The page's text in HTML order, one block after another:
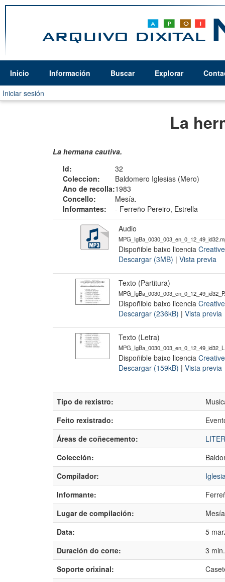
Inicio Información Buscar Explorar
Iniciar sesión
La
La hermana cautiva.
Id:
32
Coleccion:
Baldomero Iglesias (Mero)
Ano de recolla:1983
Concello:
Mesía.
Informantes:
- Ferreño Pereiro, Estrella
Audio
Dispoñible baixo licencia
Descargar (3MB) | Vista previa
Texto (Partitura)
Dispoñible baixo licencia
Descargar (236kB) | Vista previa
Texto (Letra)
Dispoñible baixo licencia
Descargar (159kB) | Vista previa
Tipo de rexistro:
Feito rexistrado:
Áreas de coñecemento:
Colección:
Compilador:
Informante:
Lugar de compilación:
Data:
5
Duración do corte:
3
Soporte orixinal: